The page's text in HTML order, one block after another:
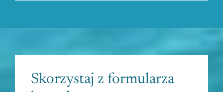
Skorzystaj z formularza